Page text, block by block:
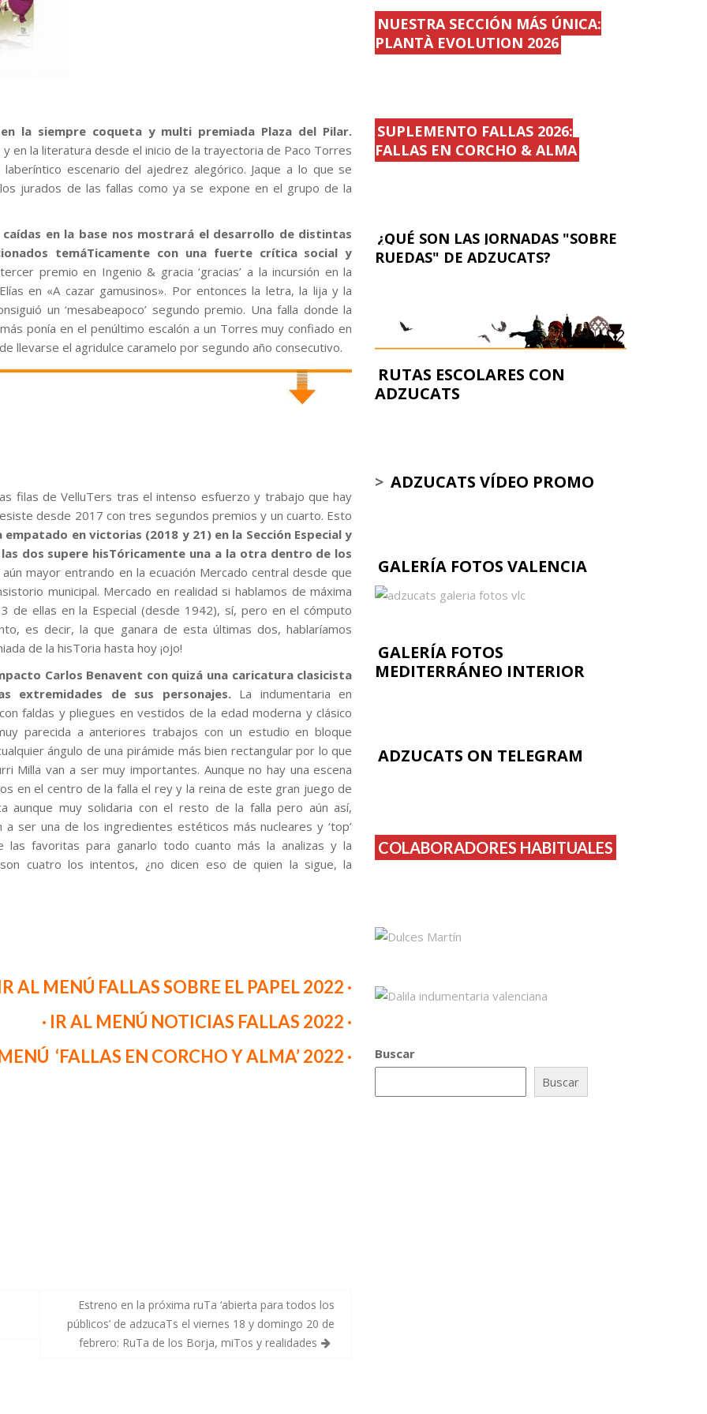
la siempre coqueta y multi premiada Plaza del Pilar.
en la literatura desde el inicio de la trayectoria de Paco Torres
escenario del ajedrez alegórico. Jaque a lo que se
jurados de las fallas como ya se expone en el grupo de la
en la base nos mostrará el desarrollo de distintas
temáTicamente con una fuerte crítica social y
premio en Ingenio & gracia ‘gracias’ a la incursión en la
en «A cazar gamusinos». Por entonces la letra, la lija y la
un ‘mesabeapoco’ segundo premio. Una falla donde la
ponía en el penúltimo escalón a un Torres muy confiado en
llevarse el agridulce caramelo por segundo año consecutivo.
filas de VelluTers tras el intenso esfuerzo y trabajo que hay
desde 2017 con tres segundos premios y un cuarto. Esto
en victorias (2018 y 21) en la Sección Especial y
dos supere hisTóricamente una a la otra dentro de los
mayor entrando en la ecuación Mercado central desde que
municipal. Mercado en realidad si hablamos de máxima
de ellas en la Especial (desde 1942), sí, pero en el cómputo
es decir, la que ganara de esta últimas dos, hablaríamos
de la hisToria hasta hoy ¡ojo!
Carlos Benavent con quizá una caricatura clasicista
extremidades de sus personajes.La indumentaria en
faldas y pliegues en vestidos de la edad moderna y clásico
parecida a anteriores trabajos con un estudio en bloque
ángulo de una pirámide más bien rectangular por lo que
Milla van a ser muy importantes. Aunque no hay una escena
en el centro de la falla el rey y la reina de este gran juego de
aunque muy solidaria con el resto de la falla pero aún así,
ser una de los ingredientes estéticos más nucleares y ‘top’
favoritas para ganarlo todo cuanto más la analizas y la
cuatro los intentos, ¿no dicen eso de quien la sigue, la
AL MENÚ FALLAS SOBRE EL PAPEL 2022 ·
· IR AL MENÚ NOTICIAS FALLAS 2022 ·
‘FALLAS EN CORCHO Y ALMA’ 2022 ·
Estreno en la próxima ruTa ‘abierta para todos los
públicos’ de adzucaTs el viernes 18 y domingo 20 de
febrero: RuTa de los Borja, miTos y realidades
NUESTRA SECCIÓN MÁS ÚNICA:
PLANTÀ EVOLUTION 2026
SUPLEMENTO FALLAS 2026:
FALLAS EN CORCHO & ALMA
¿QUÉ SON LAS JORNADAS "SOBRE
RUEDAS" DE ADZUCATS?
RUTAS ESCOLARES CON
ADZUCATS
> ADZUCATS VÍDEO PROMO
GALERÍA FOTOS VALENCIA
GALERÍA FOTOS
MEDITERRÁNEO INTERIOR
ADZUCATS ON TELEGRAM
COLABORADORES HABITUALES
Buscar
Buscar